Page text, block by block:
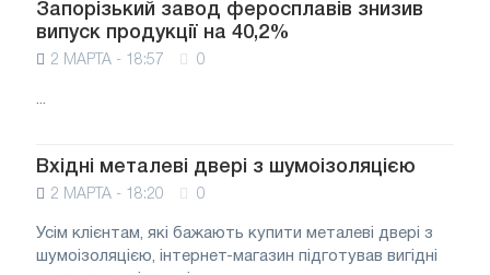
Запорізький завод феросплавів знизив
випуск продукції на 40,2%
2 МАРТА - 18:57 0
...
Вхідні металеві двері з шумоізоляцією
2 МАРТА - 18:20 0
Усім клієнтам, які бажають купити металеві двері з
шумоізоляцією, інтернет-магазин підготував вигідні